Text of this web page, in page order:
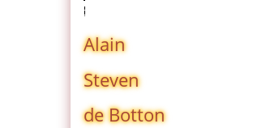
Alain
Steven
de Botton